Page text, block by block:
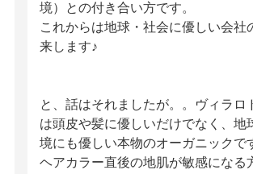
境）との付き合い方です。
これからは地球・社会に優しい会社
来します♪
と、話はそれましたが。。ヴィラロ
は頭皮や髪に優しいだけでなく、地
境にも優しい本物のオーガニック
ヘアカラー直後の地肌が敏感になる